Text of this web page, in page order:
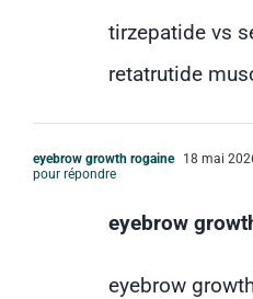
tirzepatide vs
retatrutide
eyebrow growth rogaine 18 mai
pour répondre
eyebrow
eyebrow